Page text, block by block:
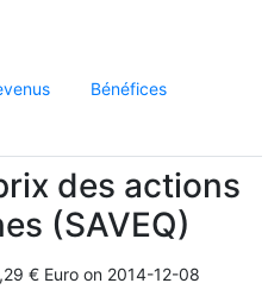
Bénéfices
des actions
(SAVEQ)
€ Euro on 2014-12-08